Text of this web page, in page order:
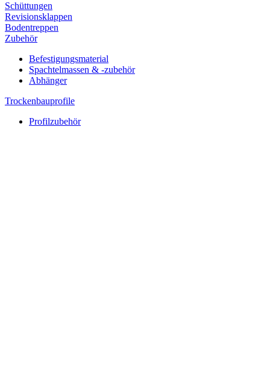
Schüttungen
Revisionsklappen
Bodentreppen
Zubehör
Befestigungsmaterial
Spachtelmassen & -zubehör
Abhänger
Trockenbauprofile
Profilzubehör